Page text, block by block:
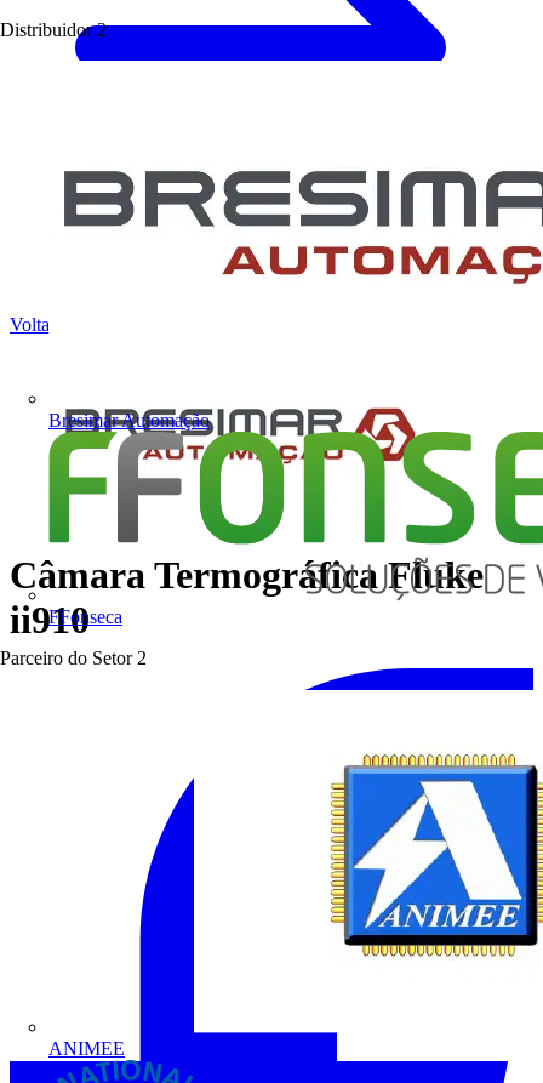
Distribuidor 2
Bresimar Automação
FFonseca
Parceiro do Setor 2
ANIMEE
Voltar para Notícias
Câmara Termográfica Fluke
ii910